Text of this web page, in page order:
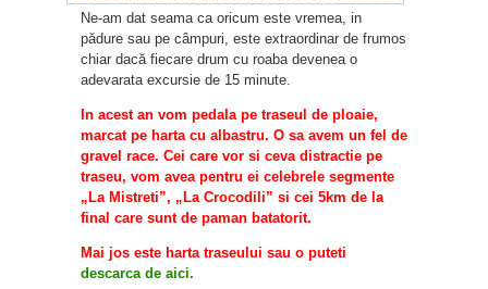
Ne-am dat seama ca oricum este vremea, in
pădure sau pe câmpuri, este extraordinar de frumos
chiar dacă fiecare drum cu roaba devenea o
adevarata excursie de 15 minute.
In acest an vom pedala pe traseul de ploaie,
marcat pe harta cu albastru. O sa avem un fel de
gravel race. Cei care vor si ceva distractie pe
traseu, vom avea pentru ei celebrele segmente
„La Mistreti”, „La Crocodili” si cei 5km de la
final care sunt de paman batatorit.
Mai jos este harta traseului sau o puteti
descarca de aici.